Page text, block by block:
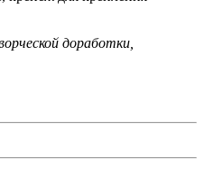
доработки,